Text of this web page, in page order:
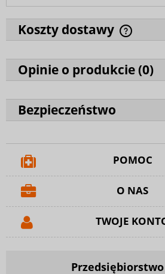
Koszty dostawy
Opinie o produkcie (0)
Bezpieczeństwo
POMOC
O NAS
TWOJE